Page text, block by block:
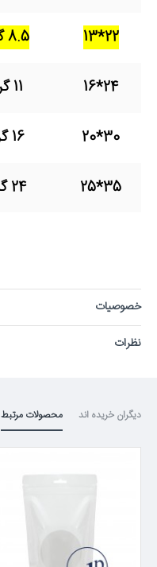
22*13 8.5 گرم
24*16 11 گرم
30*20 16 گرم
35*25 24 گرم
خصوصیات
نظرات
دیگران خریده اند محصولات مرتبط